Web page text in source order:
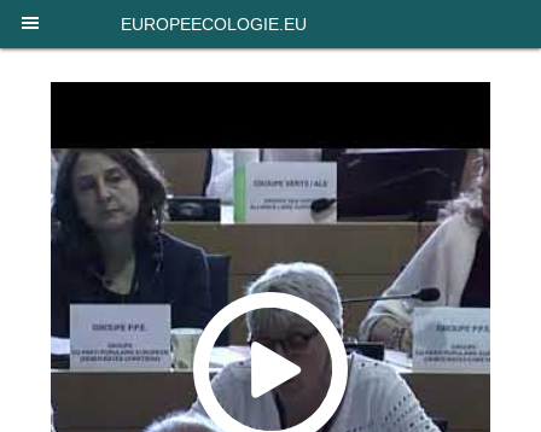
EUROPEECOLOGIE.EU